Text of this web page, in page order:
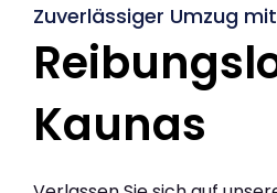
Zuverlässiger Umzug
Kaunas